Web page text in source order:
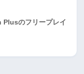
のフリープレイ